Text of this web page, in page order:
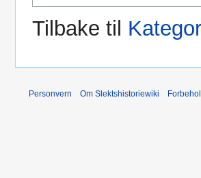
Tilbake til
Personvern Om Slektshistoriewiki